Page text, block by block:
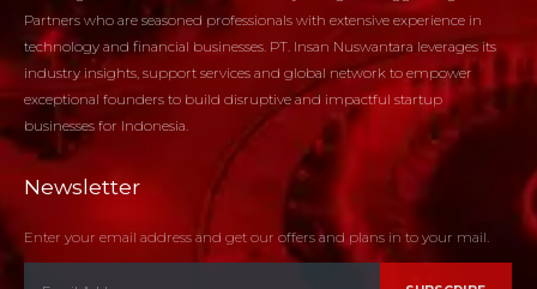
Partners who are seasoned professionals with extensive experience in
technology and financial businesses. PT. Insan Nuswantara leverages its
industry insights, support services and global network to empower
exceptional founders to build disruptive and impactful startup
businesses for Indonesia.
Newsletter
Enter your email address and get our offers and plans in to your mail.